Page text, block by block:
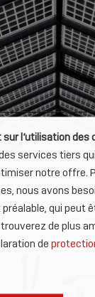
l’utilisation des
services tiers
notre offre.
nous avons
qui peut
de plus
de